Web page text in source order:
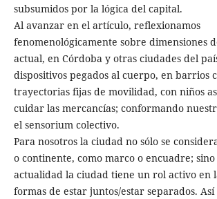
subsumidos por la lógica del capital.
Al avanzar en el artículo, reflexionamos
fenomenológicamente sobre dimensiones
actual, en Córdoba y otras ciudades del
dispositivos pegados al cuerpo, en barrios
trayectorias fijas de movilidad, con niños
cuidar las mercancías; conformando
el sensorium colectivo.
Para nosotros la ciudad no sólo se
o continente, como marco o encuadre;
actualidad la ciudad tiene un rol activo en
formas de estar juntos/estar separados.